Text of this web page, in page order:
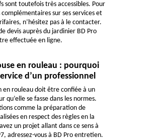
sont toutefois très accessibles. Pour
sur ses services et
n’hésitez pas à le contacter.
devis auprès du jardinier BD Pro
effectuée en ligne.
en rouleau : pourquoi
d’un professionnel
en rouleau doit être confiée à un
qu’elle se fasse dans les normes.
comme la préparation de
en respect des règles en la
un projet allant dans ce sens à
adressez-vous à BD Pro entretien.